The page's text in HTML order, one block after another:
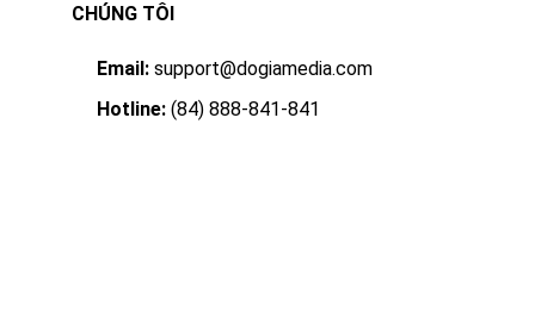
CHÚNG TÔI
Email: support@dogiamedia.com
Hotline: (84) 888-841-841